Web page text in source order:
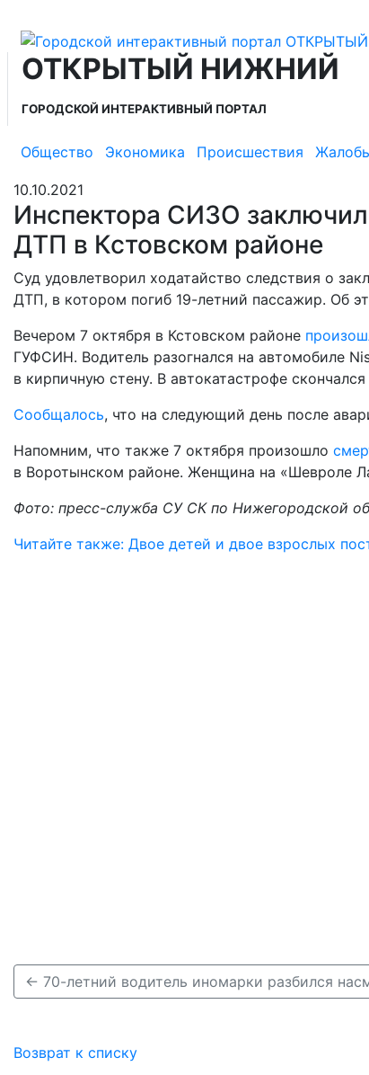
ОТКРЫТЫЙ НИЖНИЙ
ГОРОДСКОЙ ИНТЕРАКТИВНЫЙ ПОРТАЛ
Общество Экономика Происшествия
10.10.2021
Инспектора СИЗО
ДТП в Кстовском районе
Суд удовлетворил ходатайство следствия о
ДТП, в котором погиб 19-летний пассажир. Об
Вечером 7 октября в Кстовском районе
ГУФСИН. Водитель разогнался на автомобиле
в кирпичную стену. В автокатастрофе
Сообщалось, что на следующий день после
Напомним, что также 7 октября произошло
в Воротынском районе. Женщина на «Шевроле
Фото: пресс-служба СУ СК по Нижегородской
Читайте также: Двое детей и двое взрослых
Возврат к списку